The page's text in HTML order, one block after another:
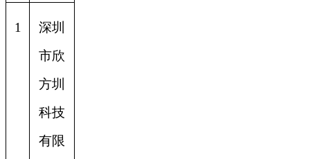
1
深圳
市欣
方圳
科技
有限